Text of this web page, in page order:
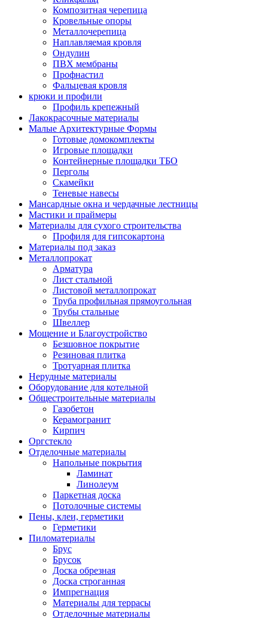
Композитная черепица
Кровельные опоры
Металлочерепица
Наплавляемая кровля
Ондулин
ПВХ мембраны
Профнастил
Фальцевая кровля
крюки и профили
Профиль крепежный
Лакокрасочные материалы
Малые Архитектурные Формы
Готовые домокомплекты
Игровые площадки
Контейнерные площадки ТБО
Перголы
Скамейки
Теневые навесы
Мансардные окна и чердачные лестницы
Мастики и праймеры
Материалы для сухого строительства
Профиля для гипсокартона
Материалы под заказ
Металлопрокат
Арматура
Лист стальной
Листовой металлопрокат
Труба профильная прямоугольная
Трубы стальные
Швеллер
Мощение и Благоустройство
Безшовное покрытие
Резиновая плитка
Тротуарная плитка
Нерудные материалы
Оборудование для котельной
Общестроительные материалы
Газобетон
Керамогранит
Кирпич
Оргстекло
Отделочные материалы
Напольные покрытия
Ламинат
Линолеум
Паркетная доска
Потолочные системы
Пены, клеи, герметики
Герметики
Пиломатериалы
Брус
Брусок
Доска обрезная
Доска строганная
Импрегнация
Материалы для террасы
Отделочные материалы